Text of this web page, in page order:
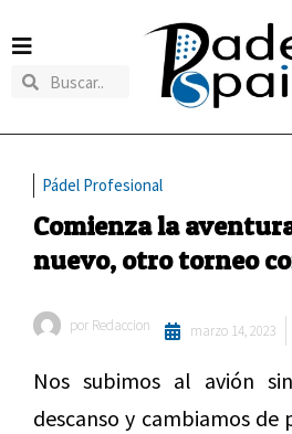
Pádel Profesional
Comienza la
nuevo, otro torneo
por Redaccion marzo 14, 2023
Nos subimos al avión
descanso y cambiamos de